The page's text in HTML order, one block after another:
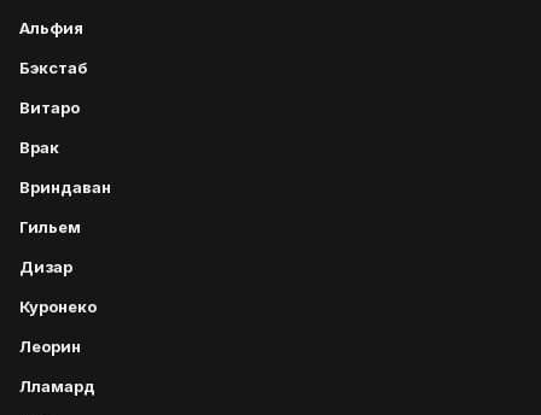
Альфия
Бэкстаб
Витаро
Врак
Вриндаван
Гильем
Дизар
Куронеко
Леорин
Лламард